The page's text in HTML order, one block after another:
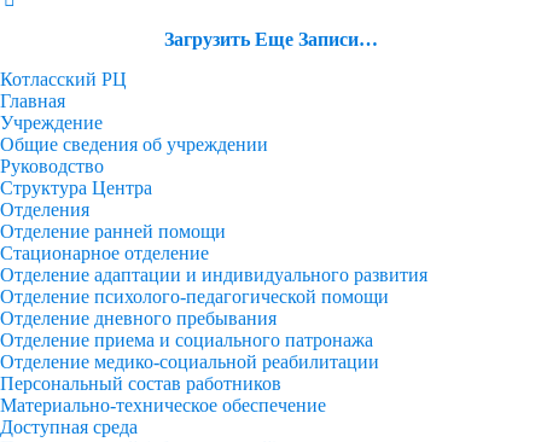
Загрузить Еще Записи…
Котласский РЦ
Главная
Учреждение
Общие сведения об учреждении
Руководство
Структура Центра
Отделения
Отделение ранней помощи
Стационарное отделение
Отделение адаптации и индивидуального развития
Отделение психолого-педагогической помощи
Отделение дневного пребывания
Отделение приема и социального патронажа
Отделение медико-социальной реабилитации
Персональный состав работников
Материально-техническое обеспечение
Доступная среда